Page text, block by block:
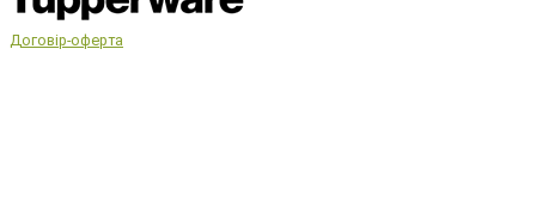
Договір-оферта